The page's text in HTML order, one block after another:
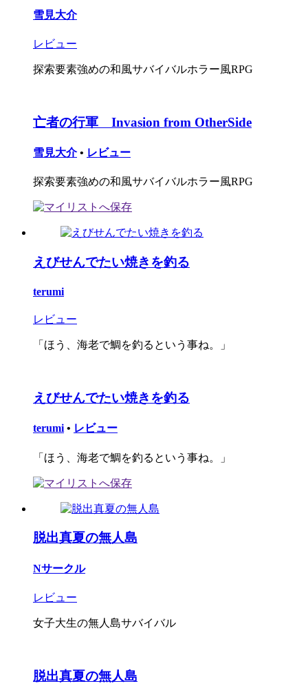
雪見大介
レビュー
探索要素強めの和風サバイバルホラー風RPG
亡者の行軍 Invasion from OtherSide
雪見大介 • レビュー
探索要素強めの和風サバイバルホラー風RPG
えびせんでたい焼きを釣る
terumi
レビュー
「ほう、海老で鯛を釣るという事ね。」
えびせんでたい焼きを釣る
terumi • レビュー
「ほう、海老で鯛を釣るという事ね。」
脱出真夏の無人島
Nサークル
レビュー
女子大生の無人島サバイバル
脱出真夏の無人島